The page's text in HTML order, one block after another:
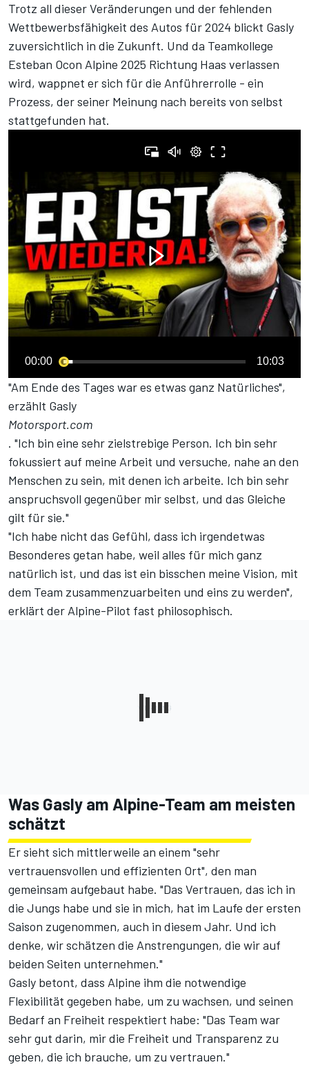
Trotz all dieser Veränderungen und der fehlenden
Wettbewerbsfähigkeit des Autos für 2024 blickt Gasly
zuversichtlich in die Zukunft. Und da Teamkollege
Esteban Ocon Alpine 2025 Richtung Haas verlassen
wird, wappnet er sich für die Anführerrolle - ein
Prozess, der seiner Meinung nach bereits von selbst
stattgefunden hat.
00:00 10:03
"Am Ende des Tages war es etwas ganz Natürliches",
erzählt Gasly
Motorsport.com
. "Ich bin eine sehr zielstrebige Person. Ich bin sehr
fokussiert auf meine Arbeit und versuche, nahe an den
Menschen zu sein, mit denen ich arbeite. Ich bin sehr
anspruchsvoll gegenüber mir selbst, und das Gleiche
gilt für sie."
"Ich habe nicht das Gefühl, dass ich irgendetwas
Besonderes getan habe, weil alles für mich ganz
natürlich ist, und das ist ein bisschen meine Vision, mit
dem Team zusammenzuarbeiten und eins zu werden",
erklärt der Alpine-Pilot fast philosophisch.
Was Gasly am Alpine-Team am meisten
schätzt
Er sieht sich mittlerweile an einem "sehr
vertrauensvollen und effizienten Ort", den man
gemeinsam aufgebaut habe. "Das Vertrauen, das ich in
die Jungs habe und sie in mich, hat im Laufe der ersten
Saison zugenommen, auch in diesem Jahr. Und ich
denke, wir schätzen die Anstrengungen, die wir auf
beiden Seiten unternehmen."
Gasly betont, dass Alpine ihm die notwendige
Flexibilität gegeben habe, um zu wachsen, und seinen
Bedarf an Freiheit respektiert habe: "Das Team war
sehr gut darin, mir die Freiheit und Transparenz zu
geben, die ich brauche, um zu vertrauen."